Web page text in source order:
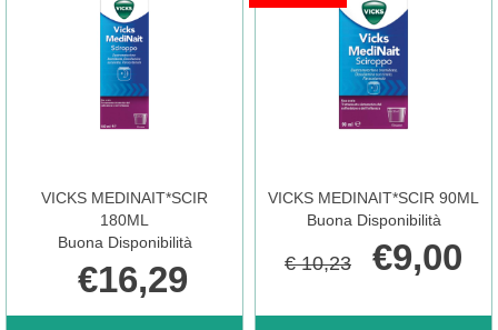
CARRELLO
VICKS MEDINAIT*SCIR
180ML
Buona Disponibilità
€16,29
VICKS MEDINAIT*SCIR 90ML
Buona Disponibilità
€ 10,23 €9,00